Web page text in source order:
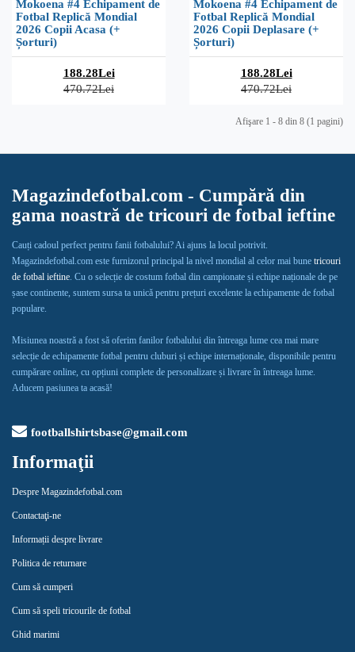
Mokoena #4 Echipament de
Fotbal Replică Mondial
2026 Copii Acasa (+
Șorturi)
188.28Lei
470.72Lei
Mokoena #4 Echipament de
Fotbal Replică Mondial
2026 Copii Deplasare (+
Șorturi)
188.28Lei
470.72Lei
Afişare 1 - 8 din 8 (1 pagini)
Magazindefotbal.com - Cumpără din
gama noastră de tricouri de fotbal ieftine
Cauți cadoul perfect pentru fanii fotbalului? Ai ajuns la locul potrivit.
Magazindefotbal.com este furnizorul principal la nivel mondial al celor mai bune tricouri
de fotbal ieftine. Cu o selecție de costum fotbal din campionate și echipe naționale de pe
șase continente, suntem sursa ta unică pentru prețuri excelente la echipamente de fotbal
populare.
Misiunea noastră a fost să oferim fanilor fotbalului din întreaga lume cea mai mare
selecție de echipamente fotbal pentru cluburi și echipe internaționale, disponibile pentru
cumpărare online, cu opțiuni complete de personalizare și livrare în întreaga lume.
Aducem pasiunea ta acasă!
footballshirtsbase@gmail.com
Informaţii
Despre Magazindefotbal.com
Contactaţi-ne
Informații despre livrare
Politica de returnare
Cum să cumperi
Cum să speli tricourile de fotbal
Ghid marimi